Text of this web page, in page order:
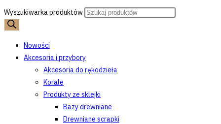
Wyszukiwarka produktów
Nowości
Akcesoria i przybory
Akcesoria do rękodzieła
Korale
Produkty ze sklejki
Bazy drewniane
Drewniane scrapki